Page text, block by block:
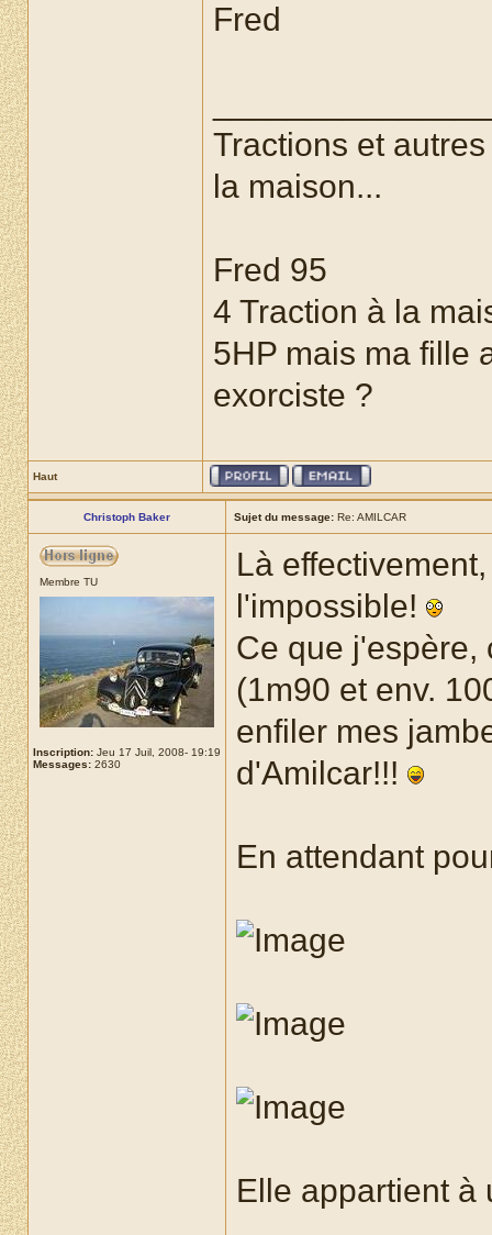
Fred
Tractions et
la maison...
Fred 95
4 Traction à la
5HP mais ma fille
exorciste ?
Haut
Christoph Baker Sujet du message: Re: AMILCAR
Membre TU
Inscription: Jeu 17 Juil, 2008- 19:19
Messages: 2630
Là
l'impossible!
Ce que j'espère,
(1m90 et env.
enfiler mes
d'Amilcar!!!
En attendant
Elle appartient